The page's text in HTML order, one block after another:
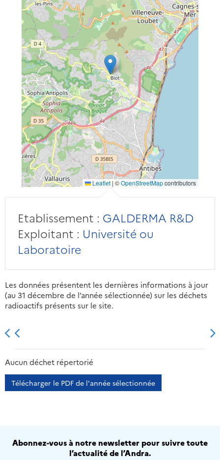
Leaflet |©OpenStreetMapcontributors
Etablissement : GALDERMA R&D
Exploitant : Université ou
Laboratoire
Les données présentent les dernières informations à jour
(au 31 décembre de l’année sélectionnée) sur les déchets
radioactifs présents sur le site.
2013 2014
Aucun déchet répertorié
Télécharger le PDF de l'année sélectionnée
Abonnez-vous à notre newsletter pour suivre toute
l’actualité de l’Andra.